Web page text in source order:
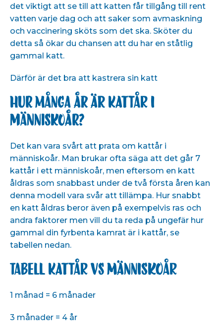
det viktigt att se till att katten får tillgång till rent
vatten varje dag och att saker som avmaskning
och vaccinering sköts som det ska. Sköter du
detta så ökar du chansen att du har en ståtlig
gammal katt.
Därför är det bra att kastrera sin katt
Hur många år är kattår i
människoår?
Det kan vara svårt att prata om kattår i
människoår. Man brukar ofta säga att det går 7
kattår i ett människoår, men eftersom en katt
åldras som snabbast under de två första åren kan
denna modell vara svår att tillämpa. Hur snabbt
en katt åldras beror även på exempelvis ras och
andra faktorer men vill du ta reda på ungefär hur
gammal din fyrbenta kamrat är i kattår, se
tabellen nedan.
Tabell kattår vs människoår
1 månad = 6 månader
3 månader = 4 år